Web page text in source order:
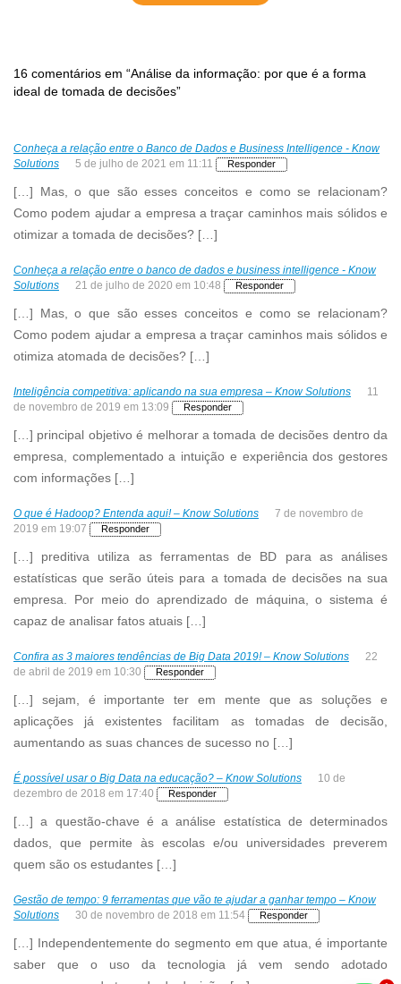
16 comentários em “Análise da informação: por que é a forma
ideal de tomada de decisões”
Conheça a relação entre o Banco de Dados e Business Intelligence - Know
Solutions
5 de julho de 2021 em 11:11 Responder
[…] Mas, o que são esses conceitos e como se relacionam?
Como podem ajudar a empresa a traçar caminhos mais sólidos e
otimizar a tomada de decisões? […]
Conheça a relação entre o banco de dados e business intelligence - Know
Solutions
21 de julho de 2020 em 10:48 Responder
[…] Mas, o que são esses conceitos e como se relacionam?
Como podem ajudar a empresa a traçar caminhos mais sólidos e
otimiza atomada de decisões? […]
Inteligência competitiva: aplicando na sua empresa – Know Solutions
11
de novembro de 2019 em 13:09
Responder
[…] principal objetivo é melhorar a tomada de decisões dentro da
empresa, complementado a intuição e experiência dos gestores
com informações […]
O que é Hadoop? Entenda aqui! – Know Solutions
7 de novembro de
2019 em 19:07
Responder
[…] preditiva utiliza as ferramentas de BD para as análises
estatísticas que serão úteis para a tomada de decisões na sua
empresa. Por meio do aprendizado de máquina, o sistema é
capaz de analisar fatos atuais […]
Confira as 3 maiores tendências de Big Data 2019! – Know Solutions
22
de abril de 2019 em 10:30
Responder
[…] sejam, é importante ter em mente que as soluções e
aplicações já existentes facilitam as tomadas de decisão,
aumentando as suas chances de sucesso no […]
É possível usar o Big Data na educação? – Know Solutions
10 de
dezembro de 2018 em 17:40
Responder
[…] a questão-chave é a análise estatística de determinados
dados, que permite às escolas e/ou universidades preverem
quem são os estudantes […]
Gestão de tempo: 9 ferramentas que vão te ajudar a ganhar tempo – Know
Solutions
30 de novembro de 2018 em 11:54 Responder
[…] Independentemente do segmento em que atua, é importante
saber que o uso da tecnologia já vem sendo adotado